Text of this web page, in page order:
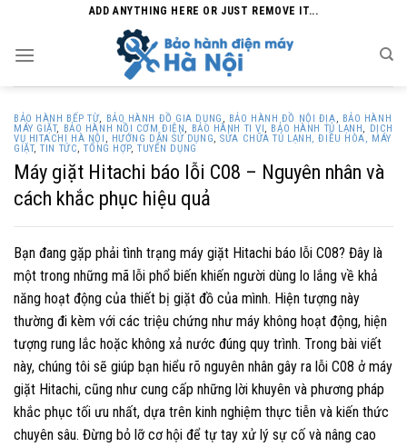
content
ADD ANYTHING HERE OR JUST REMOVE IT...
BẢO HÀNH BẾP TỪ, BẢO HÀNH ĐỒ GIA DỤNG , BẢO HÀNH ĐỒ NỘI ĐỊA, BẢO HÀNH
MÁY GIẶT, BẢO HÀNH NỒI CƠM ĐIỆN, BẢO HÀNH TI VI, BẢO HÀNH TỦ LẠNH, DỊCH
VỤ HITACHI HÀ NỘI , HƯỚNG DẪN SỬ DỤNG,SỬA CHỮA TỦ LẠNH, ĐIỀU HÒA, MÁY
GIẶT,TIN TỨC,TỔNG HỢP,TUYỂN DỤNG
Máy giặt Hitachi báo lỗi C08 – Nguyên nhân và
cách khắc phục hiệu quả
Bạn đang gặp phải tình trạng máy giặt Hitachi báo lỗi C08? Đây là
một trong những mã lỗi phổ biến khiến người dùng lo lắng về khả
năng hoạt động của thiết bị giặt đồ của mình. Hiện tượng này
thường đi kèm với các triệu chứng như máy không hoạt động, hiện
tượng rung lắc hoặc không xả nước đúng quy trình. Trong bài viết
này, chúng tôi sẽ giúp bạn hiểu rõ nguyên nhân gây ra lỗi C08 ở máy
giặt Hitachi, cũng như cung cấp những lời khuyên và phương pháp
khắc phục tối ưu nhất, dựa trên kinh nghiệm thực tiễn và kiến thức
chuyên sâu. Đừng bỏ lỡ cơ hội để tự tay xử lý sự cố và nâng cao